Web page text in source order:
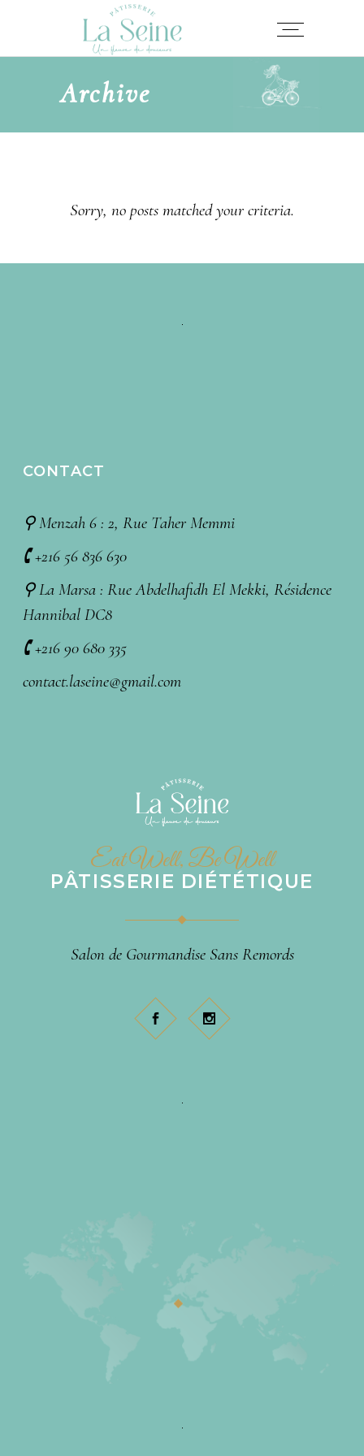
Archive
Sorry, no posts matched your criteria.
CONTACT
⚲ Menzah 6 : 2, Rue Taher Memmi
🕻 +216 56 836 630
⚲ La Marsa : Rue Abdelhafidh El Mekki, Résidence
Hannibal DC8
🕻 +216 90 680 335
contact.laseine@gmail.com
Eat Well, Be Well
PÂTISSERIE DIÉTÉTIQUE
Salon de Gourmandise Sans Remords